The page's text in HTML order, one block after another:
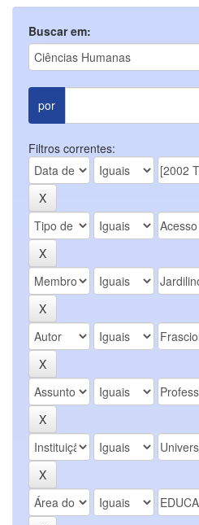
Buscar em:
por
Filtros correntes: